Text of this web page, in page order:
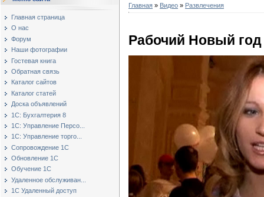
Главная страница
О нас
Форум
Наши фотографии
Гостевая книга
Обратная связь
Каталог сайтов
Каталог статей
Доска объявлений
1С: Бухгалтерия 8
1С: Управление Персо...
1С: Управление торго...
Сопровождение 1С
Обновление 1С
Обучение 1С
Удаленное обслуживан...
1С Удаленный доступ
Главная » Видео » Развлечения
Рабочий Новый